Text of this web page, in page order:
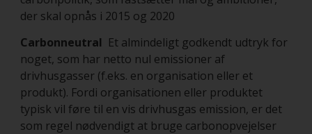
der skal opnås i 2015 og 2020
Carbonneutral Et almindeligt godkendt udtryk for
noget, som har netto nul emissioner af
drivhusgasser (f.eks. en organisation eller et
produkt). Fordi organisationen eller produktet
typisk vil føre til en vis drivhusgas emission, er det
som regel nødvendigt at bruge carbonopvejelser